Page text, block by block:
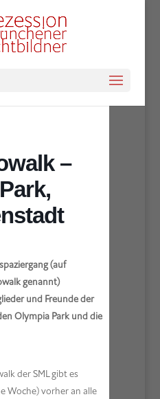
–
(auf
genannt)
und Freunde der
Olympia Park und die
der SML gibt es
Woche) vorher an alle